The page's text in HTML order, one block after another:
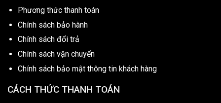
Phương thức thanh toán
Chính sách bảo hành
Chính sách đổi trả
Chính sách vận chuyển
Chính sách bảo mật thông tin khách hàng
CÁCH THỨC THANH TOÁN